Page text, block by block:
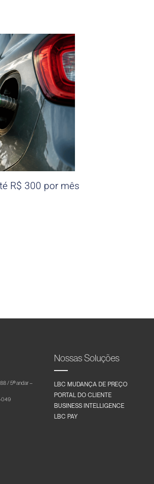
R$ 300 por mês
/ 5º andar –
049
Nossas Soluções
LBC MUDANÇA DE PREÇO
PORTAL DO CLIENTE
BUSINESS INTELLIGENCE
LBC PAY